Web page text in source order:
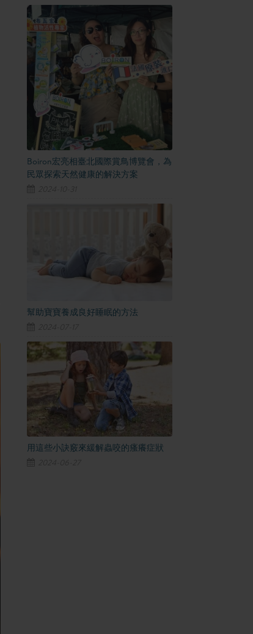
Boiron宏亮相臺北國際賞鳥博覽會，為
民眾探索天然健康的解決方案
幫助寶寶養成良好睡眠的方法
用這些小訣竅來緩解蟲咬的瘙癢症狀